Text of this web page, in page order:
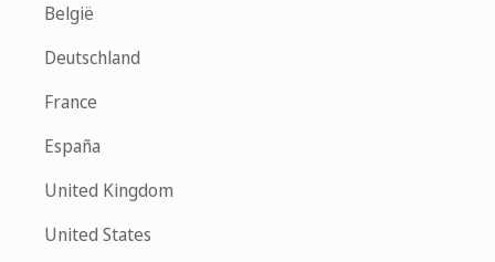
België
Deutschland
France
España
United Kingdom
United States